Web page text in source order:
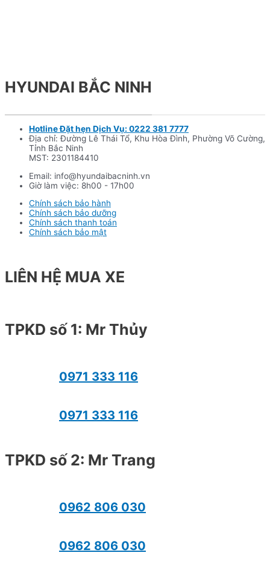
HYUNDAI BẮC NINH
Hotline Đặt hẹn Dịch Vụ: 0222 381 7777
Địa chỉ: Đường Lê Thái Tổ, Khu Hòa Đình, Phường Võ Cường,
Tỉnh Bắc Ninh
MST: 2301184410
Email: info@hyundaibacninh.vn
Giờ làm việc: 8h00 - 17h00
Chính sách bảo hành
Chính sách bảo dưỡng
Chính sách thanh toán
Chính sách bảo mật
LIÊN HỆ MUA XE
TPKD số 1: Mr Thủy
0971 333 116
0971 333 116
TPKD số 2: Mr Trang
0962 806 030
0962 806 030